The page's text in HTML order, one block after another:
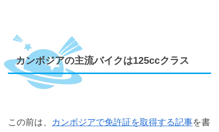
カンボジアの主流バイクは125ccクラス
この前は、 カンボジアで免許証を取得する記事を書